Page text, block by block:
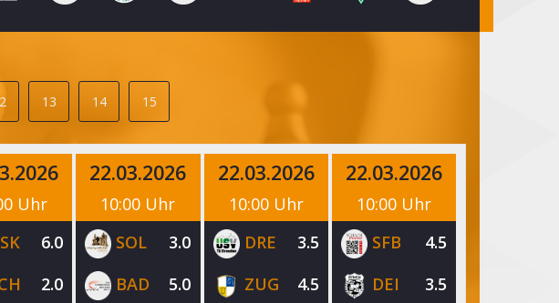
13 14 15
Uhr
6.0
2.0
22.03.2026
10:00 Uhr
SOL
3.0
BAD
5.0
22.03.2026
10:00 Uhr
DRE
3.5
ZUG
4.5
22.03.2026
10:00 Uhr
SFB
4.5
DEI
3.5